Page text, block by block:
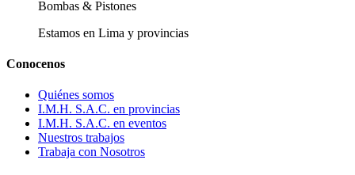
Bombas & Pistones
Estamos en Lima y provincias
Conocenos
Quiénes somos
I.M.H. S.A.C. en provincias
I.M.H. S.A.C. en eventos
Nuestros trabajos
Trabaja con Nosotros